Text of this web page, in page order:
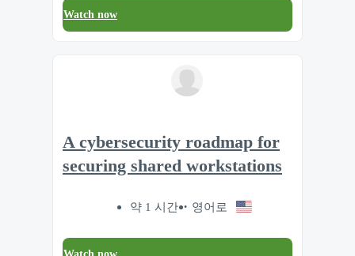
Watch now
A cybersecurity roadmap for
securing shared workstations
약 1 시간 영어로